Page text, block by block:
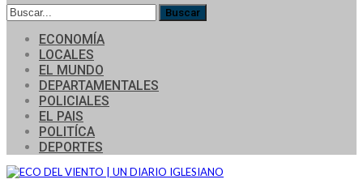
ECONOMÍA
LOCALES
EL MUNDO
DEPARTAMENTALES
POLICIALES
EL PAIS
POLITÍCA
DEPORTES